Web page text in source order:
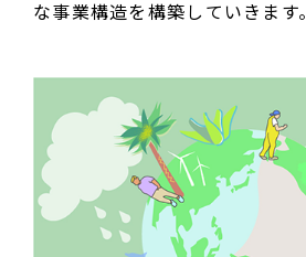
な事業構造を構築していきます。